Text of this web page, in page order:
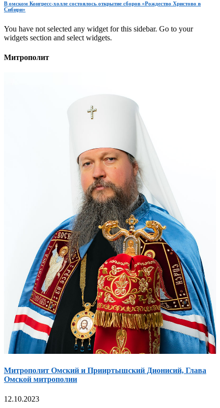
В омском Конгресс-холле состоялось открытие сборов «Рождество Христово в
Сибири»
You have not selected any widget for this sidebar. Go to your
widgets section and select widgets.
Митрополит
Митрополит Омский и Прииртышский Дионисий, Глава
Омской митрополии
12.10.2023